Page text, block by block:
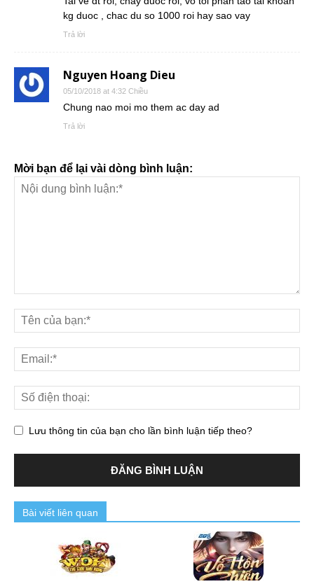
kg duoc , chac du so 1000 roi hay sao vay
Trả lời
Nguyen Hoang Dieu
05/10/2018 at 4:32 Chiều
Chung nao moi mo them ac day ad
Trả lời
Mời bạn để lại vài dòng bình luận:
Lưu thông tin của bạn cho lần bình luận tiếp theo?
Bài viết liên quan